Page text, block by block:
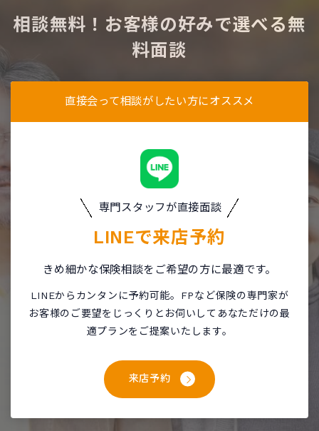
相談無料！お客様の好みで選べる無
料面談
直接会って相談がしたい方にオススメ
専門スタッフが直接面談
LINEで来店予約
きめ細かな保険相談をご希望の方に最適です。
LINEからカンタンに予約可能。FPなど保険の専門家が
お客様のご要望をじっくりとお伺いしてあなただけの最
適プランをご提案いたします。
来店予約